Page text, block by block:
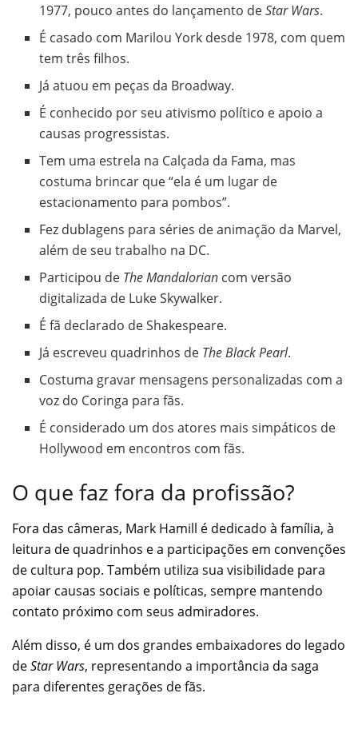
1977, pouco antes do lançamento deStar Wars.
É casado com Marilou York desde 1978, com quem
tem três filhos.
Já atuou em peças da Broadway.
É conhecido por seu ativismo político e apoio a
causas progressistas.
Tem uma estrela na Calçada da Fama, mas
costuma brincar que “ela é um lugar de
estacionamento para pombos”.
Fez dublagens para séries de animação da Marvel,
além de seu trabalho na DC.
Participou de The Mandalorian com versão
digitalizada de Luke Skywalker.
É fã declarado de Shakespeare.
Já escreveu quadrinhos de The Black Pearl.
Costuma gravar mensagens personalizadas com a
voz do Coringa para fãs.
É considerado um dos atores mais simpáticos de
Hollywood em encontros com fãs.
O que faz fora da profissão?
Fora das câmeras, Mark Hamill é dedicado à família, à
leitura de quadrinhos e a participações em convenções
de cultura pop. Também utiliza sua visibilidade para
apoiar causas sociais e políticas, sempre mantendo
contato próximo com seus admiradores.
Além disso, é um dos grandes embaixadores do legado
deStar Wars, representando a importância da saga
para diferentes gerações de fãs.